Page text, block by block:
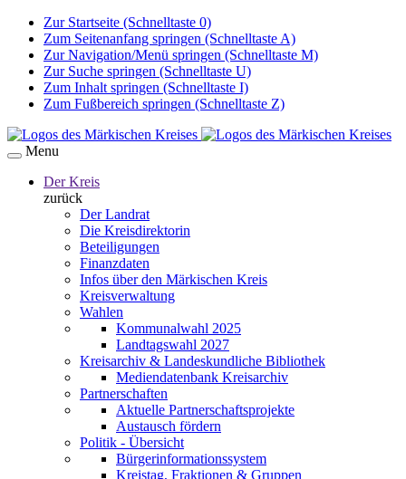
Zur Startseite (Schnelltaste 0)
Zum Seitenanfang springen (Schnelltaste A)
Zur Navigation/Menü springen (Schnelltaste M)
Zur Suche springen (Schnelltaste U)
Zum Inhalt springen (Schnelltaste I)
Zum Fußbereich springen (Schnelltaste Z)
Menu
Der Kreis
zurück
Der Landrat
Die Kreisdirektorin
Beteiligungen
Finanzdaten
Infos über den Märkischen Kreis
Kreisverwaltung
Wahlen
Kommunalwahl 2025
Landtagswahl 2027
Kreisarchiv & Landeskundliche Bibliothek
Mediendatenbank Kreisarchiv
Partnerschaften
Aktuelle Partnerschaftsprojekte
Austausch fördern
Politik - Übersicht
Bürgerinformationssystem
Kreistag, Fraktionen & Gruppen